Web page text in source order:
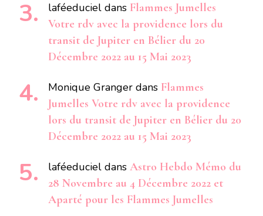
laféeduciel dans Flammes Jumelles
Votre rdv avec la providence lors du
transit de Jupiter en Bélier du 20
Décembre 2022 au 15 Mai 2023
Monique Granger dans Flammes
Jumelles Votre rdv avec la providence
lors du transit de Jupiter en Bélier du 20
Décembre 2022 au 15 Mai 2023
laféeduciel dans Astro Hebdo Mémo du
28 Novembre au 4 Décembre 2022 et
Aparté pour les Flammes Jumelles